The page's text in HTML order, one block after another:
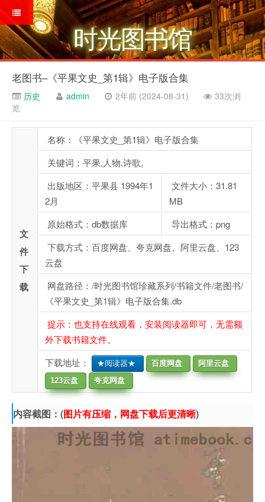
时光图书馆
老图书–《平果文史_第1辑》电子版合集
历史 admin 2年前 (2024-08-31)
33次浏
览
文
件
下
载
名称：《平果文史_第1辑》电子版合集
关键词：平果,人物,诗歌,
出版地区：平果县 1994年1
2月
文件大小：31.81
MB
原始格式：db数据库
导出格式：png
下载方式：百度网盘、夸克网盘、阿里云盘、123
云盘
网盘路径：/时光图书馆珍藏系列/书籍文件/老图书/
《平果文史_第1辑》电子版合集.db
提示：也支持在线观看，安装阅读器即可，无需额
外下载书籍文件。
下载地址：
★阅读器★ 百度网盘
阿里云盘
123云盘
夸克网盘
内容截图：(图片有压缩，网盘下载后更清晰)